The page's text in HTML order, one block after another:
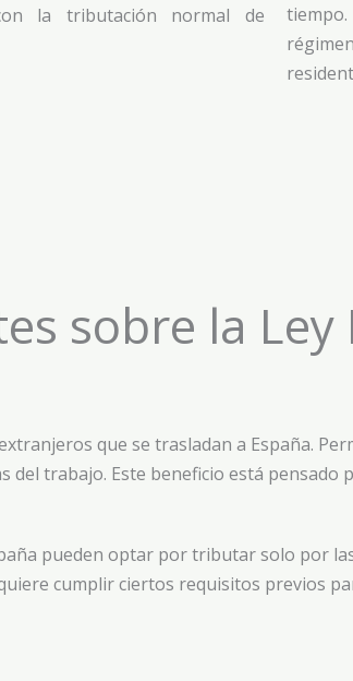
la tributación normal de
sobre la Ley
que se trasladan a España.
trabajo. Este beneficio está
pueden optar por tributar solo por
cumplir ciertos requisitos previos